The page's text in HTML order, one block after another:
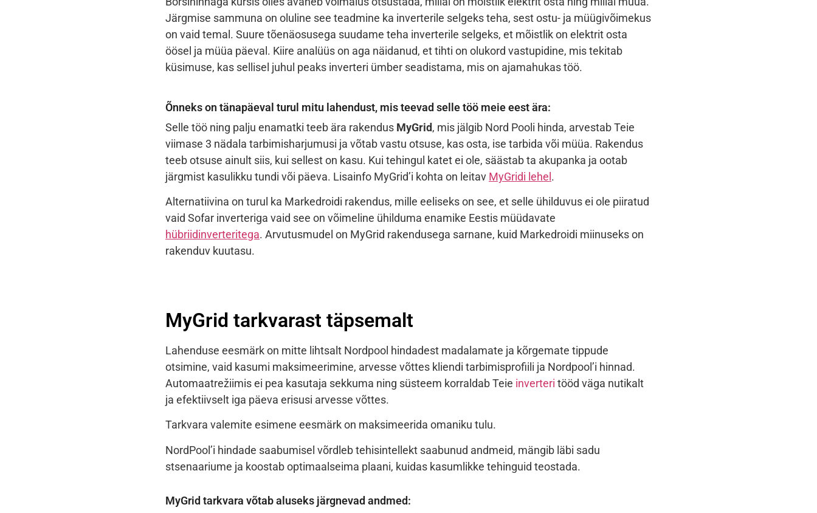
Järgmise sammuna on oluline see teadmine ka inverterile selgeks teha, sest ostu- ja müügivõimekus
on vaid temal. Suure tõenäosusega suudame teha inverterile selgeks, et mõistlik on elektrit osta
öösel ja müüa päeval. Kiire analüüs on aga näidanud, et tihti on olukord vastupidine, mis tekitab
küsimuse, kas sellisel juhul peaks inverteri ümber seadistama, mis on ajamahukas töö.
Õnneks on tänapäeval turul mitu lahendust, mis teevad selle töö meie eest ära:
Selle töö ning palju enamatki teeb ära rakendus MyGrid, mis jälgib Nord Pooli hinda, arvestab Teie
viimase 3 nädala tarbimisharjumusi ja võtab vastu otsuse, kas osta, ise tarbida või müüa. Rakendus
teeb otsuse ainult siis, kui sellest on kasu. Kui tehingul katet ei ole, säästab ta akupanka ja ootab
järgmist kasulikku tundi või päeva. Lisainfo MyGrid’i kohta on leitav MyGridi lehel .
Alternatiivina on turul ka Markedroidi rakendus, mille eeliseks on see, et selle ühilduvus ei ole piiratud
vaid Sofar inverteriga vaid see on võimeline ühilduma enamike Eestis müüdavate
hübriidinverteritega. Arvutusmudel on MyGrid rakendusega sarnane, kuid Markedroidi miinuseks on
rakenduv kuutasu.
MyGrid tarkvarast täpsemalt
Lahenduse eesmärk on mitte lihtsalt Nordpool hindadest madalamate ja kõrgemate tippude
otsimine, vaid kasumi maksimeerimine, arvesse võttes kliendi tarbimisprofiili ja Nordpool’i hinnad.
Automaatrežiimis ei pea kasutaja sekkuma ning süsteem korraldab Teie inverteri tööd väga nutikalt
ja efektiivselt iga päeva erisusi arvesse võttes.
Tarkvara valemite esimene eesmärk on maksimeerida omaniku tulu.
NordPool’i hindade saabumisel võrdleb tehisintellekt saabunud andmeid, mängib läbi sadu
stsenaariume ja koostab optimaalseima plaani, kuidas kasumlikke tehinguid teostada.
MyGrid tarkvara võtab aluseks järgnevad andmed: